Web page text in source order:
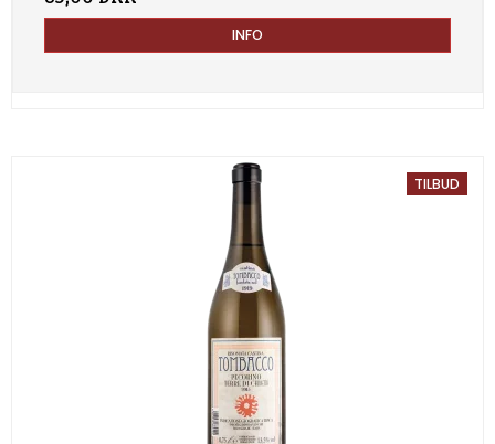
INFO
TILBUD